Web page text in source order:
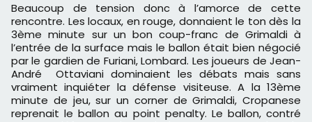
Beaucoup de tension donc à l’amorce de cette
rencontre. Les locaux, en rouge, donnaient le ton dès la
3ème minute sur un bon coup-franc de Grimaldi à
l’entrée de la surface mais le ballon était bien négocié
par le gardien de Furiani, Lombard. Les joueurs de Jean-
André Ottaviani dominaient les débats mais sans
vraiment inquiéter la défense visiteuse. A la 13ème
minute de jeu, sur un corner de Grimaldi, Cropanese
reprenait le ballon au point penalty. Le ballon, contré